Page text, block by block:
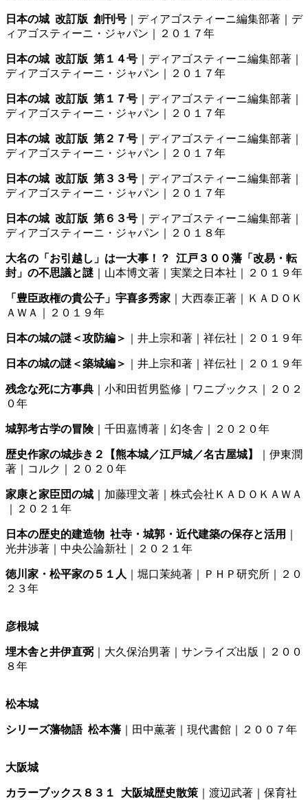
日本の城 改訂版 創刊号 ｜ディアゴスティーニ編集部著｜デ
ィアゴスティーニ・ジャパン｜２０１７年
日本の城 改訂版 第１４号 ｜ディアゴスティーニ編集部著｜
ディアゴスティーニ・ジャパン｜２０１７年
日本の城 改訂版 第１７号 ｜ディアゴスティーニ編集部著｜
ディアゴスティーニ・ジャパン｜２０１７年
日本の城 改訂版 第２７号 ｜ディアゴスティーニ編集部著｜
ディアゴスティーニ・ジャパン｜２０１７年
日本の城 改訂版 第３３号 ｜ディアゴスティーニ編集部著｜
ディアゴスティーニ・ジャパン｜２０１７年
日本の城 改訂版 第６３号 ｜ディアゴスティーニ編集部著｜
ディアゴスティーニ・ジャパン｜２０１８年
大名の「お引越し」は一大事！？ 江戸３００藩「改易・転
封」の不思議と謎 ｜山本博文著｜実業之日本社｜２０１９年
「豊臣政権の貴公子」宇喜多秀家 ｜大西泰正著｜ＫＡＤＯＫ
ＡＷＡ｜２０１９年
日本の城の謎＜攻防編＞ ｜井上宗和著｜祥伝社｜２０１９年
日本の城の謎＜築城編＞ ｜井上宗和著｜祥伝社｜２０１９年
残念な死に方事典 ｜小和田哲男監修｜ワニブックス｜２０２
０年
城郭考古学の冒険｜千田嘉博著｜幻冬舎｜２０２０年
歴史作家の城歩き２【熊本城／江戸城／名古屋城】
｜伊東潤
著｜コルク｜２０２０年
家康と家臣団の城 ｜加藤理文著｜株式会社ＫＡＤＯＫＡＷＡ
｜２０２１年
日本の歴史的建造物 社寺・城郭・近代建築の保存と活用
光井渉著｜中央公論新社｜２０２１年
徳川家・松平家の５１人
｜堀口茉純著｜ＰＨＰ研究所｜２０
２３年
彦根城
埋木舎と井伊直弼 ｜大久保治男著｜サンライズ出版｜２００
８年
松本城
シリーズ藩物語 松本藩 ｜田中薫著｜現代書館｜２００７年
大阪城
カラーブックス８３１ 大阪城歴史散策 ｜渡辺武著｜保育社